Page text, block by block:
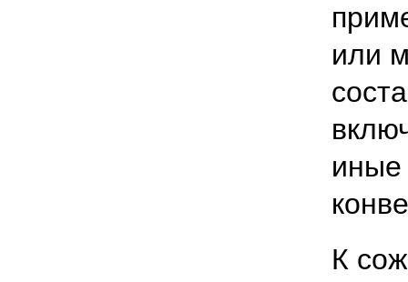
или
иные
К